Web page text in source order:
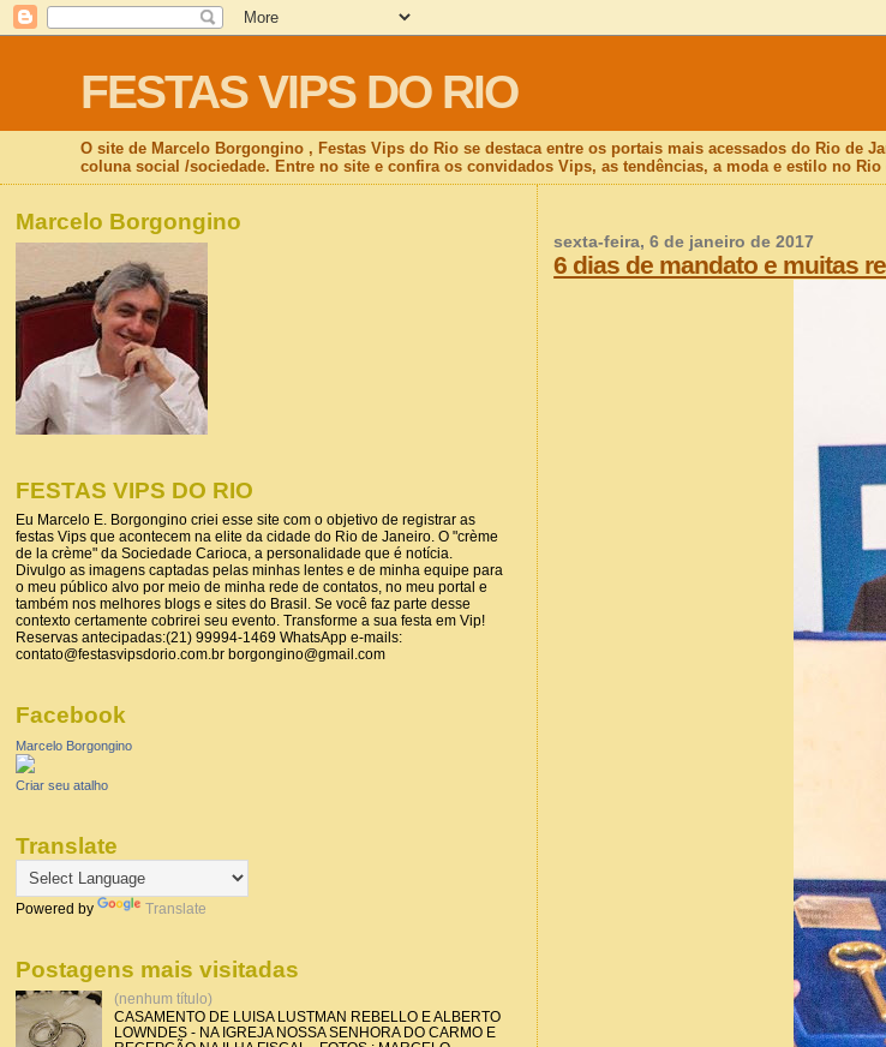
FESTAS VIPS DO RIO
O site de Marcelo Borgongino , Festas Vips do Rio se destaca entre os portais mais acessados do Rio de
coluna social /sociedade. Entre no site e confira os convidados Vips, as tendências, a moda e estilo no Rio
sexta-feira, 6 de janeiro de 2017
6 dias de mandato e muitas
Marcelo Borgongino
FESTAS VIPS DO RIO
Eu Marcelo E. Borgongino criei esse site com o objetivo de registrar as
festas Vips que acontecem na elite da cidade do Rio de Janeiro. O "crème
de la crème" da Sociedade Carioca, a personalidade que é notícia.
Divulgo as imagens captadas pelas minhas lentes e de minha equipe para
o meu público alvo por meio de minha rede de contatos, no meu portal e
também nos melhores blogs e sites do Brasil. Se você faz parte desse
contexto certamente cobrirei seu evento. Transforme a sua festa em Vip!
Reservas antecipadas:(21) 99994-1469 WhatsApp e-mails:
contato@festasvipsdorio.com.br borgongino@gmail.com
Facebook
Marcelo Borgongino
Criar seu atalho
Translate
Powered by Translate
Postagens mais visitadas
(nenhum título)
CASAMENTO DE LUISA LUSTMAN REBELLO E ALBERTO
LOWNDES - NA IGREJA NOSSA SENHORA DO CARMO E